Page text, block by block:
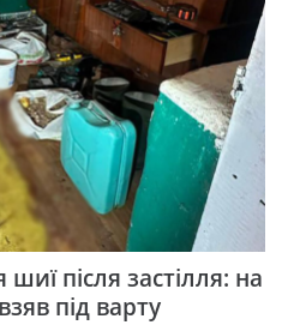
після застілля: на
під варту